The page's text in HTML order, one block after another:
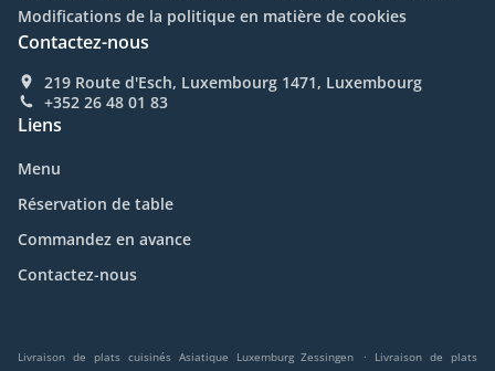
Modifications de la politique en matière de cookies
Contactez-nous
219 Route d'Esch, Luxembourg 1471, Luxembourg
+352 26 48 01 83
Liens
Menu
Réservation de table
Commandez en avance
Contactez-nous
Livraison de plats cuisinés Asiatique Luxemburg Zessingen .
Livraison de plats